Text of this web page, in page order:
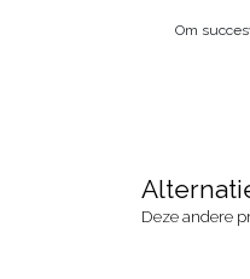
Om
Deze andere